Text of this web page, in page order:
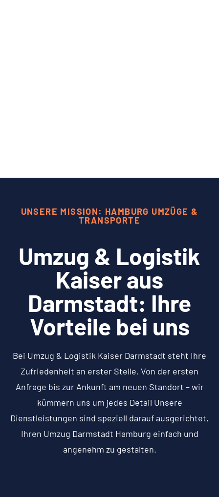
UNSERE MISSION: HAMBURG UMZÜGE &
TRANSPORTE
Umzug & Logistik
Kaiser aus
Darmstadt: Ihre
Vorteile bei uns
Bei Umzug & Logistik Kaiser Darmstadt steht Ihre
Zufriedenheit an erster Stelle. Von der ersten
Anfrage bis zur Ankunft am neuen Standort – wir
kümmern uns um jedes Detail Unsere
Dienstleistungen sind speziell darauf ausgerichtet,
Ihren Umzug Darmstadt Hamburg einfach und
angenehm zu gestalten.